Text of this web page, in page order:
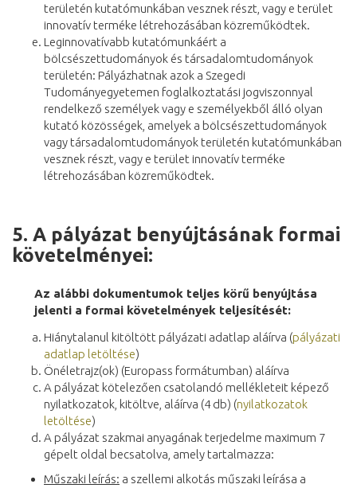
területén kutatómunkában vesznek részt, vagy e terület
innovatív terméke létrehozásában közreműködtek.
Leginnovatívabb kutatómunkáért a
bölcsészettudományok és társadalomtudományok
területén: Pályázhatnak azok a Szegedi
Tudományegyetemen foglalkoztatási jogviszonnyal
rendelkező személyek vagy e személyekből álló olyan
kutató közösségek, amelyek a bölcsészettudományok
vagy társadalomtudományok területén kutatómunkában
vesznek részt, vagy e terület innovatív terméke
létrehozásában közreműködtek.
5. A pályázat benyújtásának formai
követelményei:
Az alábbi dokumentumok teljes körű benyújtása
jelenti a formai követelmények teljesítését:
Hiánytalanul kitöltött pályázati adatlap aláírva (pályázati
adatlap letöltése)
Önéletrajz(ok) (Europass formátumban) aláírva
A pályázat kötelezően csatolandó mellékleteit képező
nyilatkozatok, kitöltve, aláírva (4 db) (nyilatkozatok
letöltése)
A pályázat szakmai anyagának terjedelme maximum 7
gépelt oldal becsatolva, amely tartalmazza:
Műszaki leírás: a szellemi alkotás műszaki leírása a